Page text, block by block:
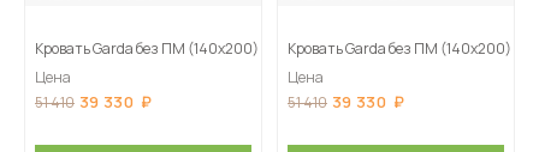
Кровать Garda без ПМ (140х200)
Цена
51 410 39 330
Кровать Garda без ПМ (140х200)
Цена
51 410 39 330